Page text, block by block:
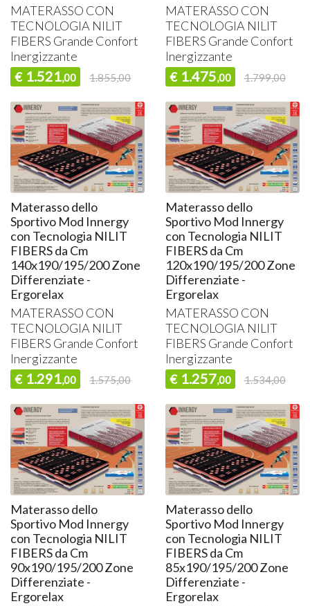
MATERASSO CON
TECNOLOGIA NILIT
FIBERS Grande Confort
Inergizzante
€ 1.521,00 1.855,00
MATERASSO CON
TECNOLOGIA NILIT
FIBERS Grande Confort
Inergizzante
€ 1.475,00 1.799,00
Materasso dello
Sportivo Mod Innergy
con Tecnologia NILIT
FIBERS da Cm
140x190/195/200 Zone
Differenziate -
Ergorelax
MATERASSO CON
TECNOLOGIA NILIT
FIBERS Grande Confort
Inergizzante
€ 1.291,00 1.575,00
Materasso dello
Sportivo Mod Innergy
con Tecnologia NILIT
FIBERS da Cm
120x190/195/200 Zone
Differenziate -
Ergorelax
MATERASSO CON
TECNOLOGIA NILIT
FIBERS Grande Confort
Inergizzante
€ 1.257,00 1.534,00
Materasso dello
Sportivo Mod Innergy
con Tecnologia NILIT
FIBERS da Cm
90x190/195/200 Zone
Differenziate -
Ergorelax
Materasso dello
Sportivo Mod Innergy
con Tecnologia NILIT
FIBERS da Cm
85x190/195/200 Zone
Differenziate -
Ergorelax